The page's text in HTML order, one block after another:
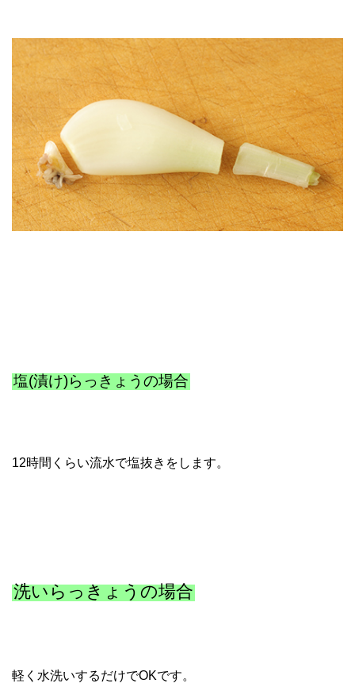
塩(漬け)らっきょうの場合
12時間くらい流水で塩抜きをします。
洗いらっきょうの場合
軽く水洗いするだけでOKです。